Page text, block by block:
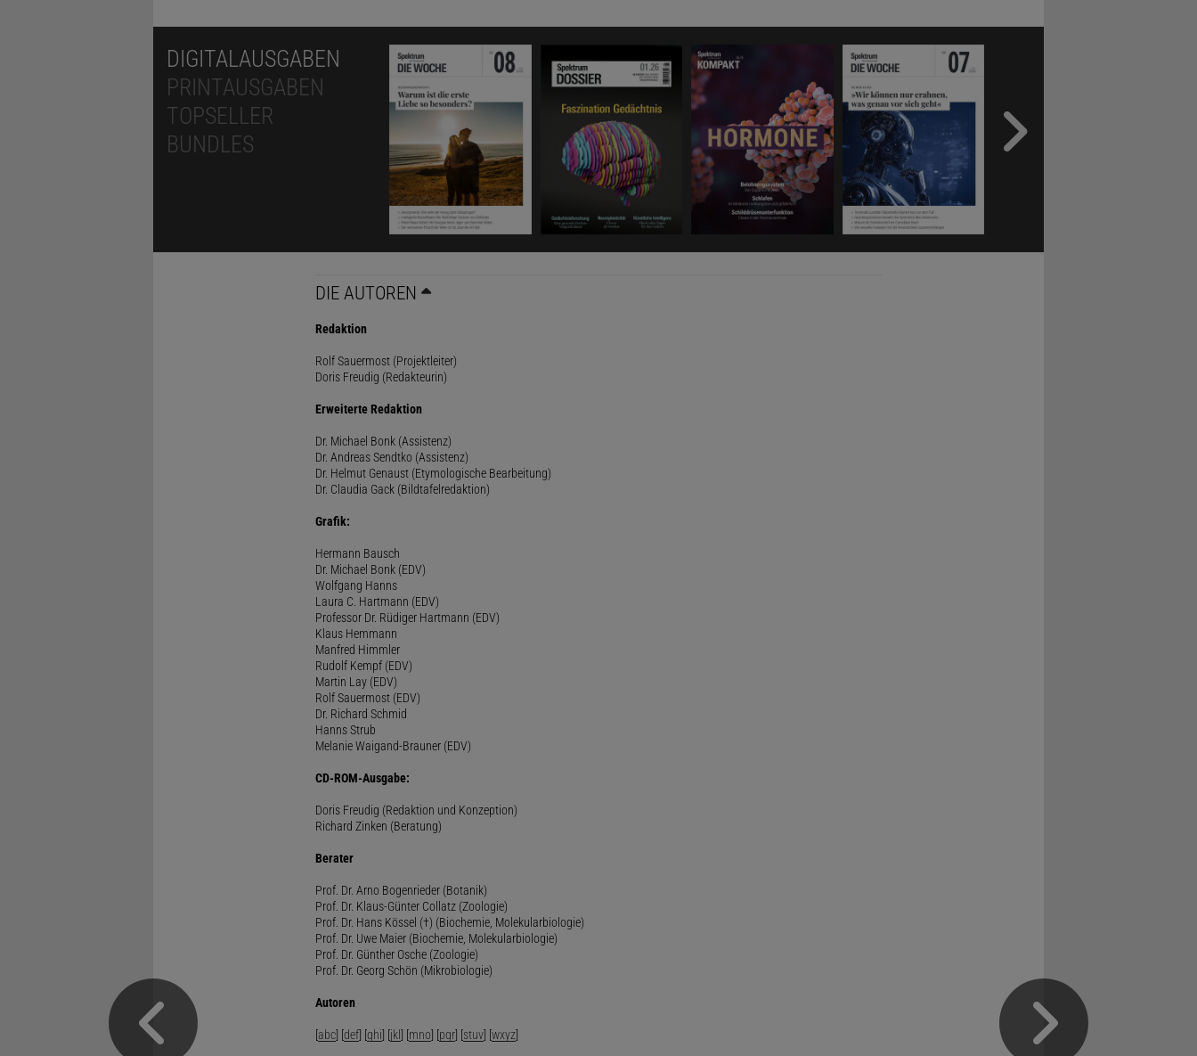
DIGITALAUSGABEN
PRINTAUSGABEN
TOPSELLER
BUNDLES
DIE AUTOREN
Redaktion
Rolf Sauermost (Projektleiter)
Doris Freudig (Redakteurin)
Erweiterte Redaktion
Dr. Michael Bonk (Assistenz)
Dr. Andreas Sendtko (Assistenz)
Dr. Helmut Genaust (Etymologische Bearbeitung)
Dr. Claudia Gack (Bildtafelredaktion)
Grafik:
Hermann Bausch
Dr. Michael Bonk (EDV)
Wolfgang Hanns
Laura C. Hartmann (EDV)
Professor Dr. Rüdiger Hartmann (EDV)
Klaus Hemmann
Manfred Himmler
Rudolf Kempf (EDV)
Martin Lay (EDV)
Rolf Sauermost (EDV)
Dr. Richard Schmid
Hanns Strub
Melanie Waigand-Brauner (EDV)
CD-ROM-Ausgabe:
Doris Freudig (Redaktion und Konzeption)
Richard Zinken (Beratung)
Berater
Prof. Dr. Arno Bogenrieder (Botanik)
Prof. Dr. Klaus-Günter Collatz (Zoologie)
Prof. Dr. Hans Kössel (†) (Biochemie, Molekularbiologie)
Prof. Dr. Uwe Maier (Biochemie, Molekularbiologie)
Prof. Dr. Günther Osche (Zoologie)
Prof. Dr. Georg Schön (Mikrobiologie)
Autoren
[abc] [def] [ghi] [jkl] [mno] [pqr] [stuv] [wxyz]